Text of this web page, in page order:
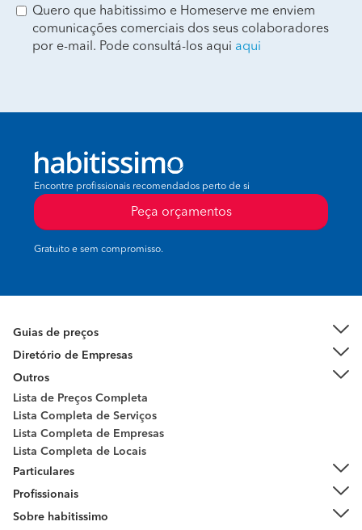
Quero que habitissimo e Homeserve me enviem
comunicações comerciais dos seus colaboradores
por e-mail. Pode consultá-los aqui aqui
Encontre profissionais recomendados perto de si
Peça orçamentos
Gratuito e sem compromisso.
Guias de preços
Diretório de Empresas
Outros
Lista de Preços Completa
Lista Completa de Serviços
Lista Completa de Empresas
Lista Completa de Locais
Particulares
Profissionais
Sobre habitissimo